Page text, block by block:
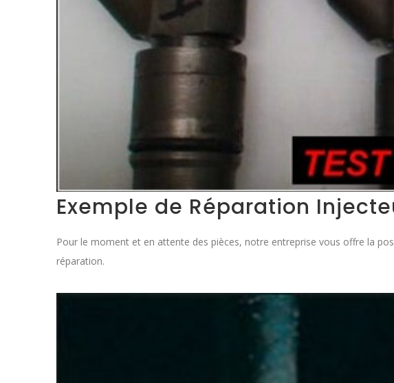
Exemple de Réparation
Pour le moment et en attente des pièces, notre entreprise vous offre la
réparation.